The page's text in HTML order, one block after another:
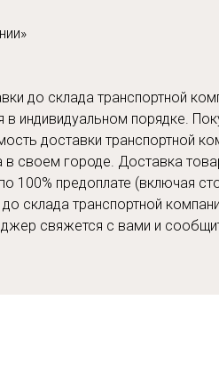
до склада транспортной
в индивидуальном порядке.
доставки транспортной
в своем городе. Доставка
100% предоплате (включая
склада транспортной
свяжется с вами и